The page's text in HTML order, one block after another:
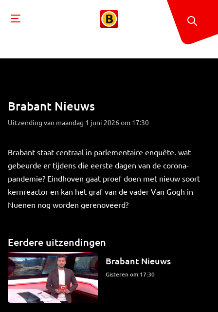
Brabant Nieuws
Uitzending van maandag 1 juni 2026 om 17:30
Brabant staat centraal in parlementaire enquête. wat
gebeurde er tijdens die eerste dagen van de corona-
pandemie? Eindhoven gaat proef doen met nieuw soort
kernreactor en kan het graf van de vader Van Gogh in
Nuenen nog worden gerenoveerd?
Eerdere uitzendingen
Brabant Nieuws
Gisteren om 17:30